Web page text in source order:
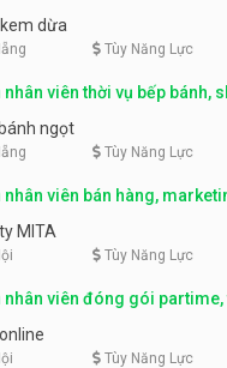
dừa
Tùy Năng Lực
nhân viên thời vụ bếp bánh,
ngọt
Tùy Năng Lực
nhân viên bán hàng,
fulltime
MITA
Tùy Năng Lực
nhân viên đóng gói
Tùy Năng Lực